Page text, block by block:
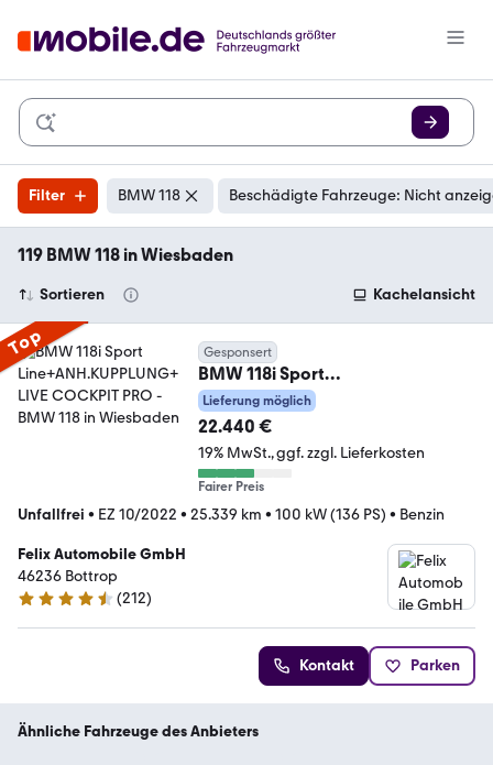
Filter BMW 118 Beschädigte Fahrzeuge: Nicht
119 BMW 118 in Wiesbaden
Sortieren Kachelansicht
Top Gesponsert
BMW 118i Sport
Line+ANH.KUPPLUNG+LIVE
COCKPIT PRO
Lieferung möglich
22.440 €
19% MwSt. ggf. zzgl. Lieferkosten
Fairer Preis
Unfallfrei • EZ 10/2022 • 25.339 km • 100 kW (136 PS) • Benzin
Felix Automobile GmbH
46236 Bottrop
4.5 Sterne
(212)
Kontakt Parken
Ähnliche Fahrzeuge des Anbieters